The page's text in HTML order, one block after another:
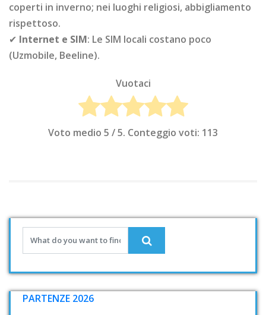
coperti in inverno; nei luoghi religiosi, abbigliamento
rispettoso.
✔ Internet e SIM: Le SIM locali costano poco
(Uzmobile, Beeline).
Vuotaci
Voto medio 5 / 5. Conteggio voti: 113
PARTENZE 2026